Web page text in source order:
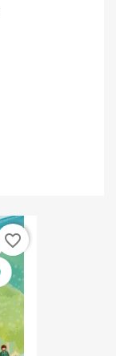
favorite_border